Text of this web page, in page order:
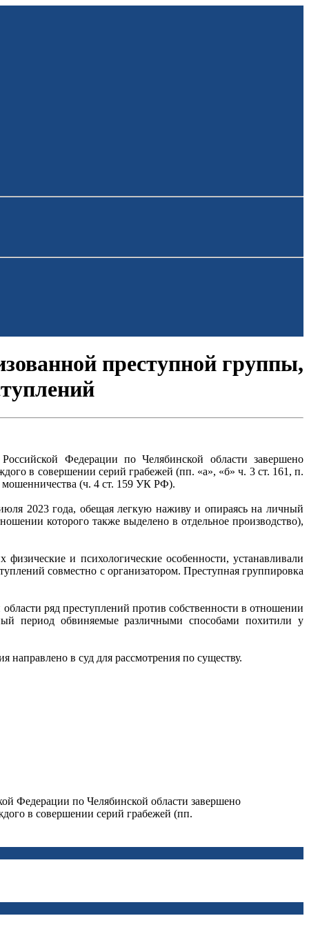
преступной группы,
Федерации по Челябинской области завершено
в совершении серий грабежей (пп. «а», «б» ч. 3 ст. 161, п.
(ч. 4 ст. 159 УК РФ).
2023 года, обещая легкую наживу и опираясь на личный
которого также выделено в отдельное производство),
и психологические особенности, устанавливали
совместно с организатором. Преступная группировка
ряд преступлений против собственности в отношении
период обвиняемые различными способами похитили у
направлено в суд для рассмотрения по существу.
Федерации по Челябинской области завершено
в совершении серий грабежей (пп.